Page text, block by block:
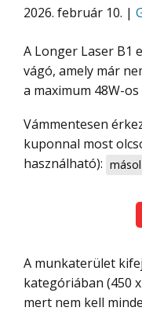
2026. február 10. |
A Longer Laser B1
vágó, amely már
a maximum 48W-
Vámmentesen érkezik ingyen szállítással és
kuponnal most
használható): másol
A munkaterület kifejezetten nagy az asztali
kategóriában (450
mert nem kell